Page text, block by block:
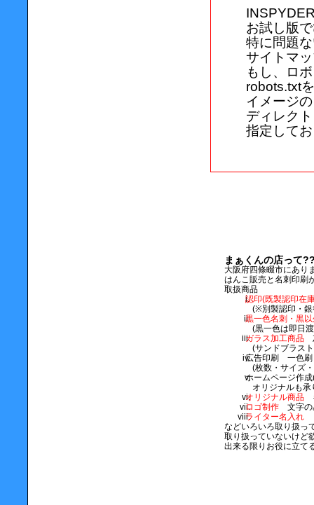
お試し版
特に問題
サイトマ
もし、ロ
robots.txt
イメージ
ディレク
指定して
まぁくんの店って
大阪府四條畷市にあり
はんこ販売と名刺印刷
取扱商品
認印(既製認印在
(※別製認印・銀
黒一色名刺・黒
(黒一色は即日
ガラス加工商品
(サンドブラス
広告印刷 一色
(枚数・サイズ
ホームページ作成
オリジナルも承
オリジナル商品
ロゴ制作 文字の
ライター名入れ
などいろいろ取り扱っ
取り扱っていないけど
出来る限りお役に立て